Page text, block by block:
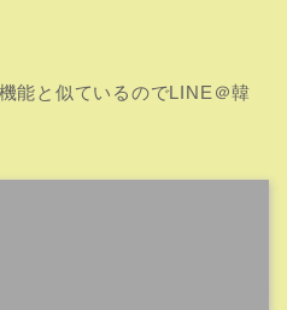
能と似ているのでLINE＠韓